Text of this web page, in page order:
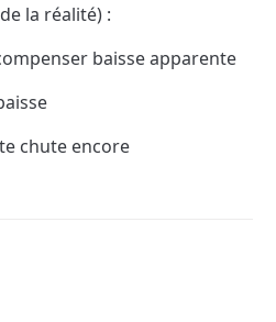
la réalité) :
baisse apparente
chute encore